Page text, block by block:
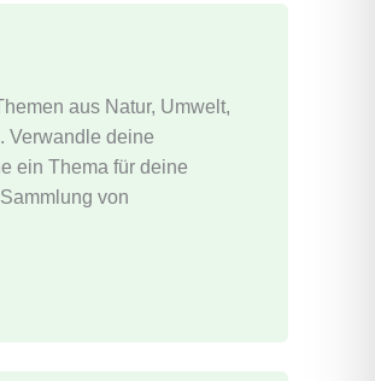
aus Natur, Umwelt,
Verwandle deine
ein Thema für deine
von